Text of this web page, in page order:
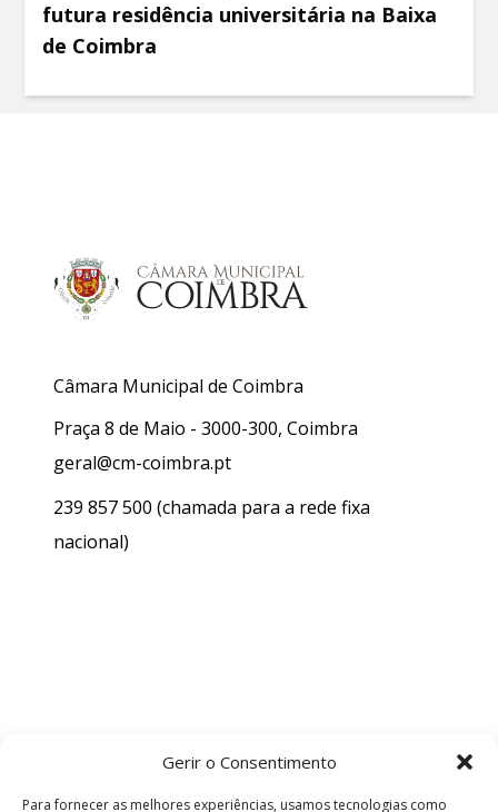
Gerir o Consentimento
Para fornecer as melhores experiências, usamos tecnologias como
futura residência universitária na Baixa
de Coimbra
Câmara Municipal de Coimbra
Praça 8 de Maio - 3000-300, Coimbra
geral@cm-coimbra.pt
239 857 500 (chamada para a rede fixa
nacional)